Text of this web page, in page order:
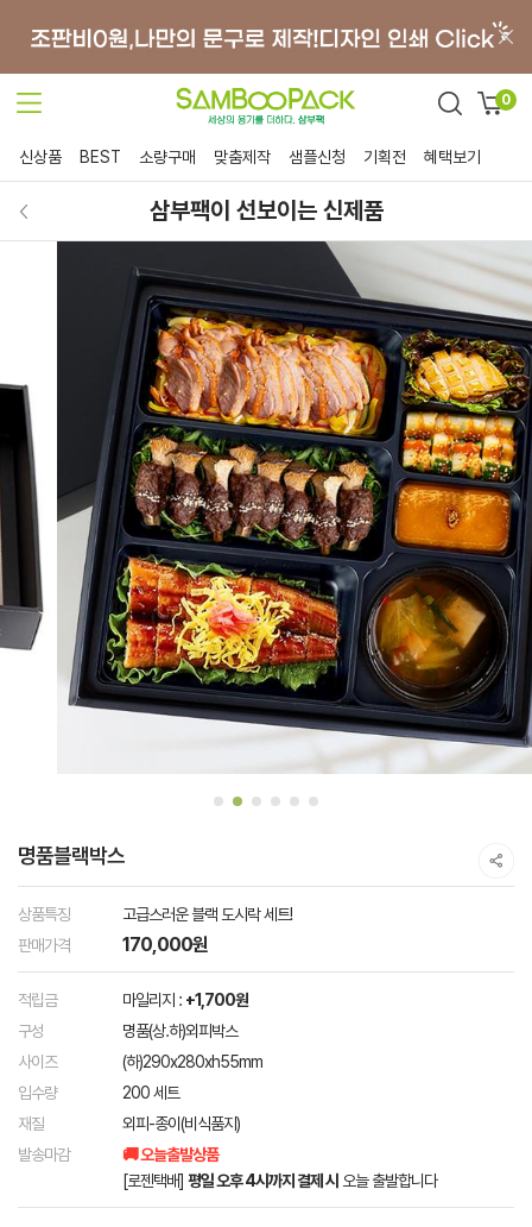
0
신상품 BEST 소량구매 맞춤제작 샘플신청 기획전 혜택보기
삼부팩이 선보이는 신제품
명품블랙박스
상품특징
고급스러운 블랙 도시락 세트!
판매가격
170,000원
적립금 마일리지 : +1,700원
구성
명품(상.하)외피박스
사이즈
(하)290x280xh55mm
입수량
200 세트
재질
외피-종이(비식품지)
발송마감
🚚 오늘출발상품
[로젠택배] 평일 오후 4시까지 결제 시 오늘 출발합니다